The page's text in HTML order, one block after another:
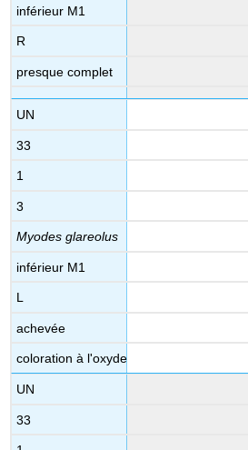
inférieur M1
R
presque complet
UN
33
1
3
Myodes glareolus
inférieur M1
L
achevée
coloration à l'oxyde
UN
33